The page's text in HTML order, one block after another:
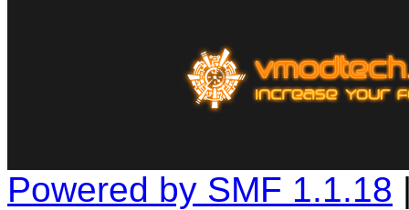
Powered by SMF 1.1.18